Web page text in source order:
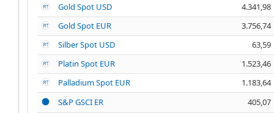
Gold Spot USD
4.341,98
Gold Spot EUR
3.756,74
Silber Spot USD
63,59
Platin Spot EUR
1.523,46
Palladium Spot EUR
1.183,64
S&P GSCI ER
405,07